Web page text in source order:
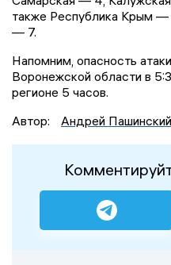
также Республика Крым —
— 7.
Напомним, опасность
Воронежской области в
регионе 5 часов.
Автор:
Андрей Пашинский